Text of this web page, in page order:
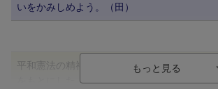
いをかみしめよう。（田）
平和憲法の精神を表している日本国憲法の「
をもとにした「絵本」と、実際に小学生に話